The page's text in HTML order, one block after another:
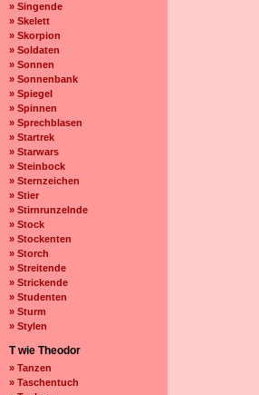
» Singende
» Skelett
» Skorpion
» Soldaten
» Sonnen
» Sonnenbank
» Spiegel
» Spinnen
» Sprechblasen
» Startrek
» Starwars
» Steinbock
» Sternzeichen
» Stier
» Stirnrunzelnde
» Stock
» Stockenten
» Storch
» Streitende
» Strickende
» Studenten
» Sturm
» Stylen
T wie Theodor
» Tanzen
» Taschentuch